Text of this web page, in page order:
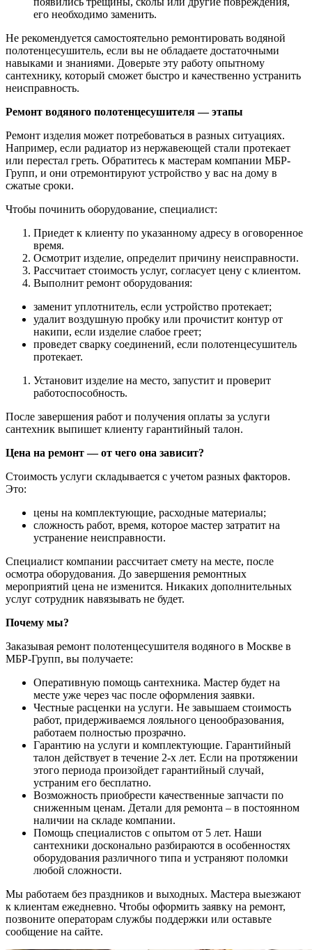
его необходимо заменить.
Не рекомендуется самостоятельно ремонтировать водяной
полотенцесушитель, если вы не обладаете достаточными
навыками и знаниями. Доверьте эту работу опытному
сантехнику, который сможет быстро и качественно устранить
неисправность.
Ремонт водяного полотенцесушителя ― этапы
Ремонт изделия может потребоваться в разных ситуациях.
Например, если радиатор из нержавеющей стали протекает
или перестал греть. Обратитесь к мастерам компании МБР-
Групп, и они отремонтируют устройство у вас на дому в
сжатые сроки.
Чтобы починить оборудование, специалист:
Приедет к клиенту по указанному адресу в оговоренное
время.
Осмотрит изделие, определит причину неисправности.
Рассчитает стоимость услуг, согласует цену с клиентом.
Выполнит ремонт оборудования:
заменит уплотнитель, если устройство протекает;
удалит воздушную пробку или прочистит контур от
накипи, если изделие слабое греет;
проведет сварку соединений, если полотенцесушитель
протекает.
Установит изделие на место, запустит и проверит
работоспособность.
После завершения работ и получения оплаты за услуги
сантехник выпишет клиенту гарантийный талон.
Цена на ремонт ― от чего она зависит?
Стоимость услуги складывается с учетом разных факторов.
Это:
цены на комплектующие, расходные материалы;
сложность работ, время, которое мастер затратит на
устранение неисправности.
Специалист компании рассчитает смету на месте, после
осмотра оборудования. До завершения ремонтных
мероприятий цена не изменится. Никаких дополнительных
услуг сотрудник навязывать не будет.
Почему мы?
Заказывая ремонт полотенцесушителя водяного в Москве в
МБР-Групп, вы получаете:
Оперативную помощь сантехника. Мастер будет на
месте уже через час после оформления заявки.
Честные расценки на услуги. Не завышаем стоимость
работ, придерживаемся лояльного ценообразования,
работаем полностью прозрачно.
Гарантию на услуги и комплектующие. Гарантийный
талон действует в течение 2-х лет. Если на протяжении
этого периода произойдет гарантийный случай,
устраним его бесплатно.
Возможность приобрести качественные запчасти по
сниженным ценам. Детали для ремонта – в постоянном
наличии на складе компании.
Помощь специалистов с опытом от 5 лет. Наши
сантехники досконально разбираются в особенностях
оборудования различного типа и устраняют поломки
любой сложности.
Мы работаем без праздников и выходных. Мастера выезжают
к клиентам ежедневно. Чтобы оформить заявку на ремонт,
позвоните операторам службы поддержки или оставьте
сообщение на сайте.